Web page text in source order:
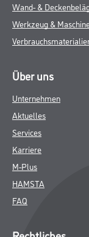
Wand- &
Werkzeug &
Über uns
Unternehmen
Aktuelles
Services
Karriere
M-Plus
HAMSTA
FAQ